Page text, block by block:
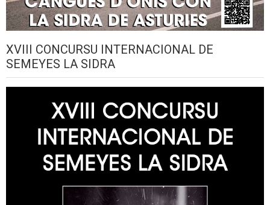
XVIII CONCURSU INTERNACIONAL DE
SEMEYES LA SIDRA